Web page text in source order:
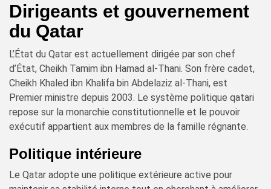
Dirigeants et gouvernement
du Qatar
L’État du Qatar est actuellement dirigée par son chef
d’État, Cheikh Tamim ibn Hamad al-Thani. Son frère cadet,
Cheikh Khaled ibn Khalifa bin Abdelaziz al-Thani, est
Premier ministre depuis 2003. Le système politique qatari
repose sur la monarchie constitutionnelle et le pouvoir
exécutif appartient aux membres de la famille régnante.
Politique intérieure
Le Qatar adopte une politique extérieure active pour